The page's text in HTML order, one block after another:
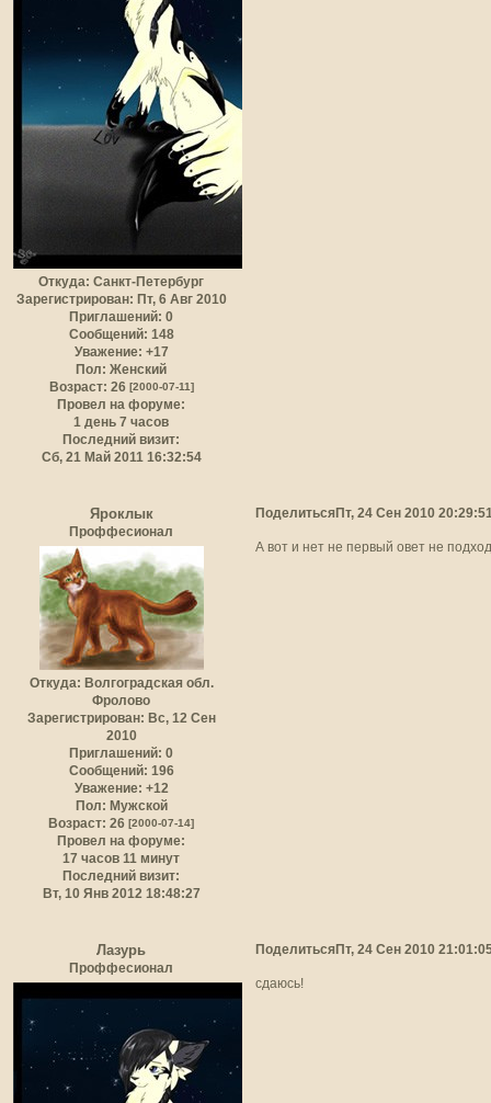
Откуда: Санкт-Петербург
Зарегистрирован: Пт, 6 Авг 2010
Приглашений: 0
Сообщений: 148
Уважение: +17
Пол: Женский
Возраст: 26 [2000-07-11]
Провел на форуме:
1 день 7 часов
Последний визит:
Сб, 21 Май 2011 16:32:54
ПоделитьсяПт, 24 Сен 2010
Яроклык
Проффесионал
Откуда: Волгоградская обл.
Фролово
Зарегистрирован: Вс, 12 Сен
2010
Приглашений: 0
Сообщений: 196
Уважение: +12
Пол: Мужской
Возраст: 26[2000-07-14]
Провел на форуме:
17 часов 11 минут
Последний визит:
Вт, 10 Янв 2012 18:48:27
А вот и нет не первый овет не
ПоделитьсяПт, 24 Сен 2010
Лазурь
Проффесионал
сдаюсь!